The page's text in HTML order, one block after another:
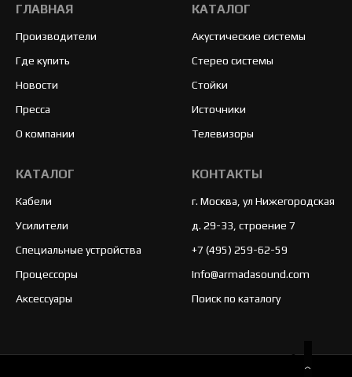
ГЛАВНАЯ
Производители
Где купить
Новости
Пресса
О компании
КАТАЛОГ
Акустические системы
Стерео системы
Стойки
Источники
Телевизоры
КАТАЛОГ
Кабели
Усилители
Специальные устройства
Процессоры
Аксессуары
КОНТАКТЫ
г. Москва, ул Нижегородская
д. 29-33, строение 7
+7 (495) 259-62-59
Info@armadasound.com
Поиск по каталогу